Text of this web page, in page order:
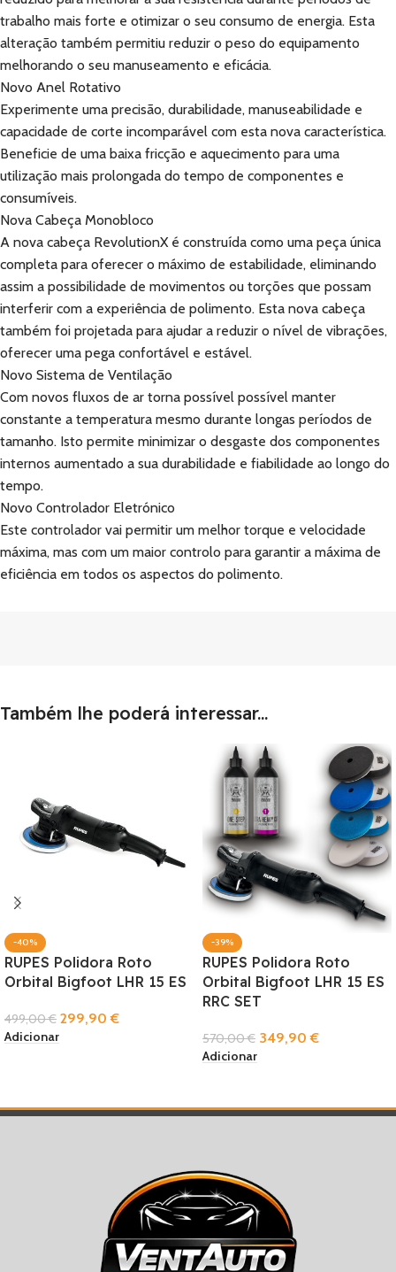
trabalho mais forte e otimizar o seu consumo de energia. Esta
alteração também permitiu reduzir o peso do equipamento
melhorando o seu manuseamento e eficácia.
Novo Anel Rotativo
Experimente uma precisão, durabilidade, manuseabilidade e
capacidade de corte incomparável com esta nova característica.
Beneficie de uma baixa fricção e aquecimento para uma
utilização mais prolongada do tempo de componentes e
consumíveis.
Nova Cabeça Monobloco
A nova cabeça RevolutionX é construída como uma peça única
completa para oferecer o máximo de estabilidade, eliminando
assim a possibilidade de movimentos ou torções que possam
interferir com a experiência de polimento. Esta nova cabeça
também foi projetada para ajudar a reduzir o nível de vibrações,
oferecer uma pega confortável e estável.
Novo Sistema de Ventilação
Com novos fluxos de ar torna possível possível manter
constante a temperatura mesmo durante longas períodos de
tamanho. Isto permite minimizar o desgaste dos componentes
internos aumentado a sua durabilidade e fiabilidade ao longo do
tempo.
Novo Controlador Eletrónico
Este controlador vai permitir um melhor torque e velocidade
máxima, mas com um maior controlo para garantir a máxima de
eficiência em todos os aspectos do polimento.
Também lhe poderá interessar...
-40%
RUPES Polidora Roto
Orbital Bigfoot LHR 15 ES
499,00€ 299,90€
Adicionar
-39%
RUPES Polidora Roto
Orbital Bigfoot LHR 15 ES
RRC SET
570,00€ 349,90€
Adicionar